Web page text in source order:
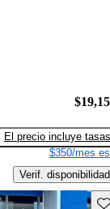
El precio incluye tasas
$350/mes
Verif. disponibilidad